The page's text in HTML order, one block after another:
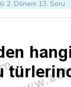
2. Dönem 13. Soru